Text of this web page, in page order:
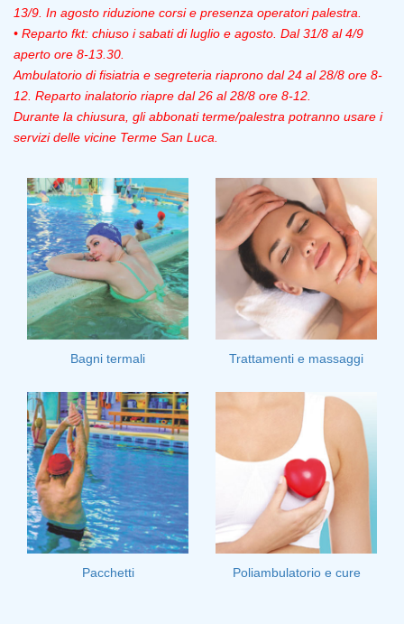
13/9. In agosto riduzione corsi e presenza operatori palestra.
• Reparto fkt: chiuso i sabati di luglio e agosto. Dal 31/8 al 4/9
aperto ore 8-13.30.
Ambulatorio di fisiatria e segreteria riaprono dal 24 al 28/8 ore 8-
12. Reparto inalatorio riapre dal 26 al 28/8 ore 8-12.
Durante la chiusura, gli abbonati terme/palestra potranno usare i
servizi delle vicine Terme San Luca.
Bagni termali Trattamenti e massaggi
Pacchetti Poliambulatorio e cure